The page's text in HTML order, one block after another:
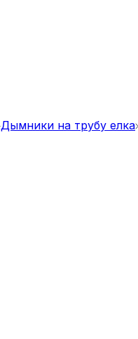
Дымники на трубу елка